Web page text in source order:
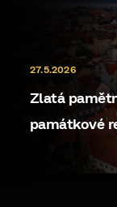
Zlatá
památkové
27.5.2026